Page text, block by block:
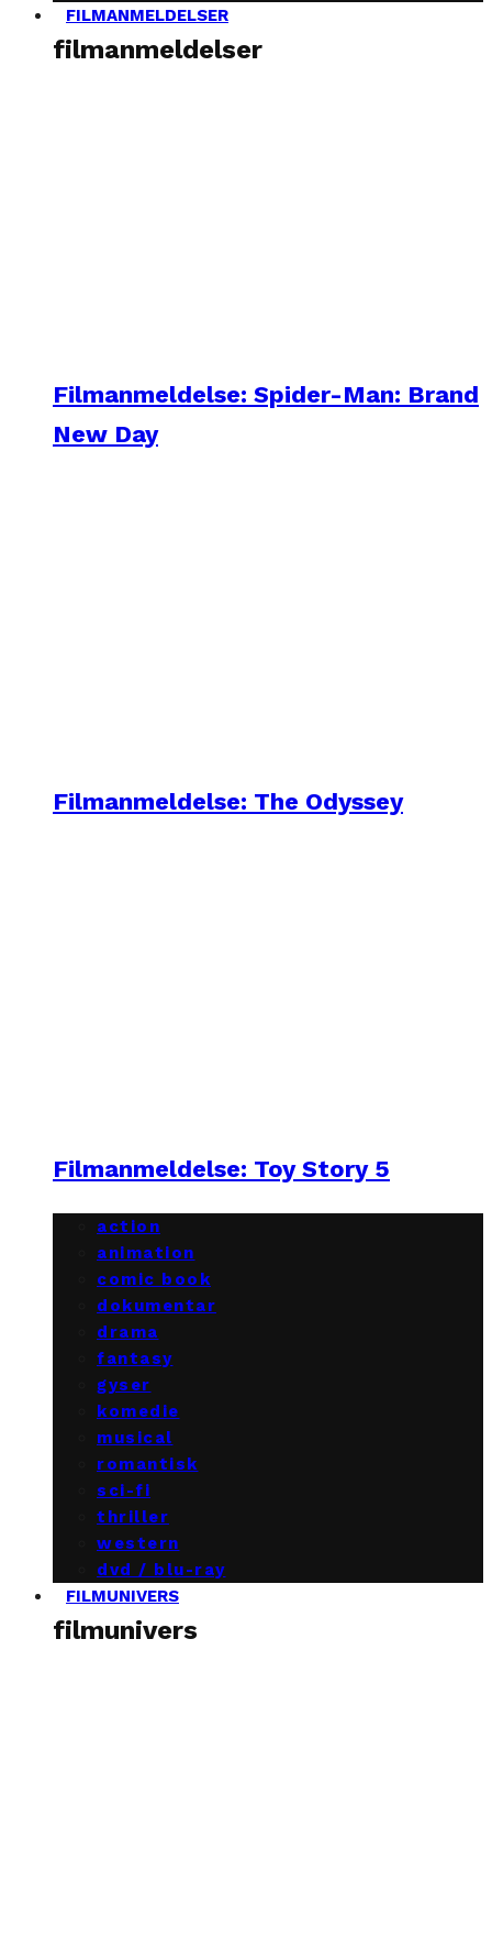
FILMANMELDELSER
filmanmeldelser
Filmanmeldelse: Spider-Man: Brand
New Day
Filmanmeldelse: The Odyssey
Filmanmeldelse: Toy Story 5
action
animation
comic book
dokumentar
drama
fantasy
gyser
komedie
musical
romantisk
sci-fi
thriller
western
dvd / blu-ray
FILMUNIVERS
filmunivers